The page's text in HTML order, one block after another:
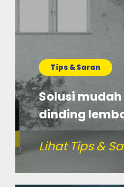
Tips & Saran
Solusi
dinding
Lihat Tips &